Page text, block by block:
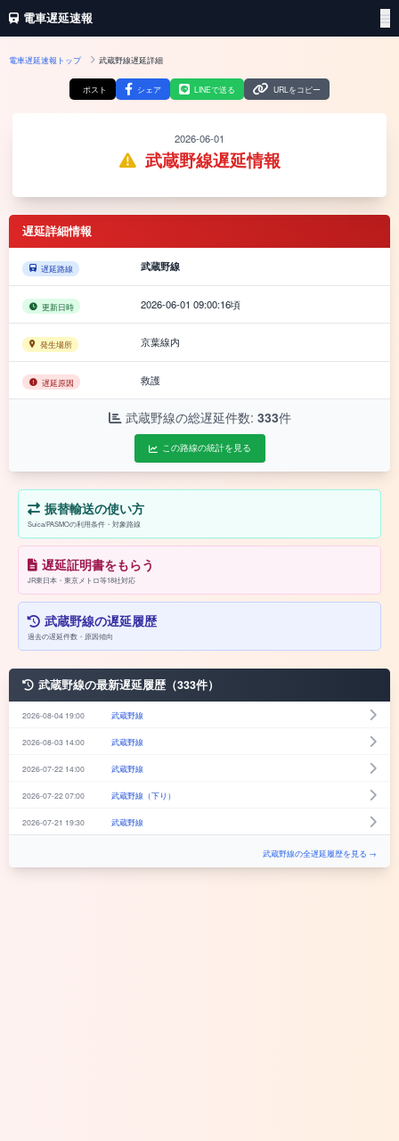
電車遅延速報
電車遅延速報トップ 武蔵野線遅延詳細
ポスト シェア LINEで送る URLをコピー
2026-06-01
武蔵野線遅延情報
遅延詳細情報
遅延路線 武蔵野線
更新日時 2026-06-01 09:00:16頃
発生場所 京葉線内
遅延原因 救護
武蔵野線の総遅延件数: 333件
この路線の統計を見る
振替輸送の使い方
Suica/PASMOの利用条件・対象路線
遅延証明書をもらう
JR東日本・東京メトロ等18社対応
武蔵野線の遅延履歴
過去の遅延件数・原因傾向
武蔵野線の最新遅延履歴（333件）
2026-08-04 19:00 武蔵野線
2026-08-03 14:00 武蔵野線
2026-07-22 14:00 武蔵野線
2026-07-22 07:00 武蔵野線（下り）
2026-07-21 19:30 武蔵野線
武蔵野線の全遅延履歴を見る →